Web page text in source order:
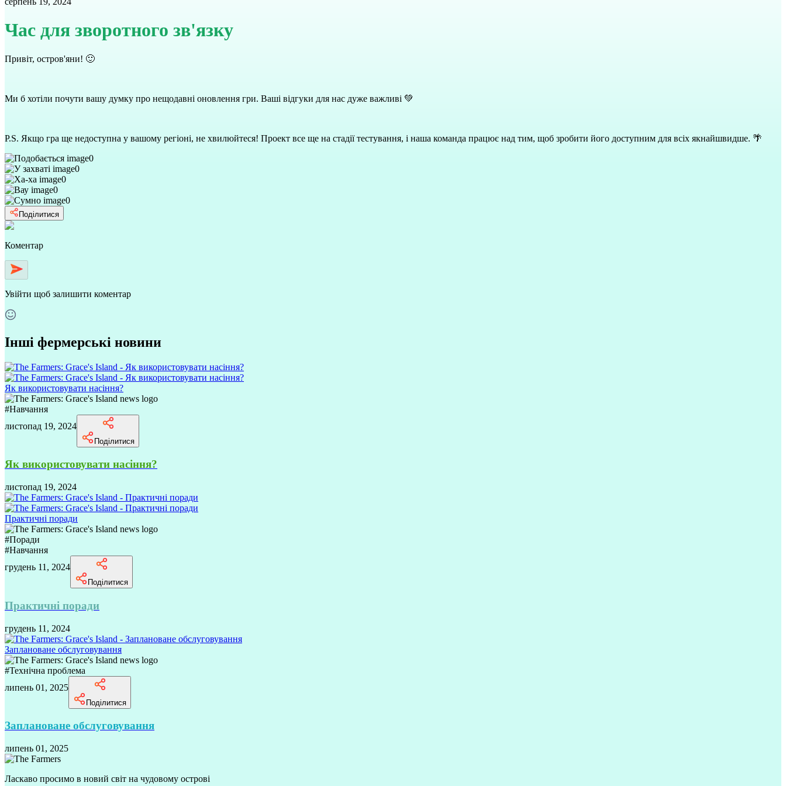
Час для зворотного зв'язку
Привіт, остров'яни! 🙂
Ми б хотіли почути вашу думку про нещодавні оновлення гри. Ваші відгуки для нас дуже важливі 💚
P.S. Якщо гра ще недоступна у вашому регіоні, не хвилюйтеся! Проект все ще на стадії тестування, і наша команда працює над тим, щоб зробити його доступним для всіх якнайшвидше. 🌴
0
0
0
0
0
Поділитися
Коментар
Увійти щоб залишити коментар
Інші фермерські новини
Як використовувати насіння?
#Навчання
листопад 19, 2024
Поділитися
Як використовувати насіння?
листопад 19, 2024
Практичні поради
#Поради
#Навчання
грудень 11, 2024
Поділитися
Практичні поради
грудень 11, 2024
Заплановане обслуговування
#Технічна проблема
липень 01, 2025
Поділитися
Заплановане обслуговування
липень 01, 2025
Ласкаво просимо в новий світ на чудовому острові